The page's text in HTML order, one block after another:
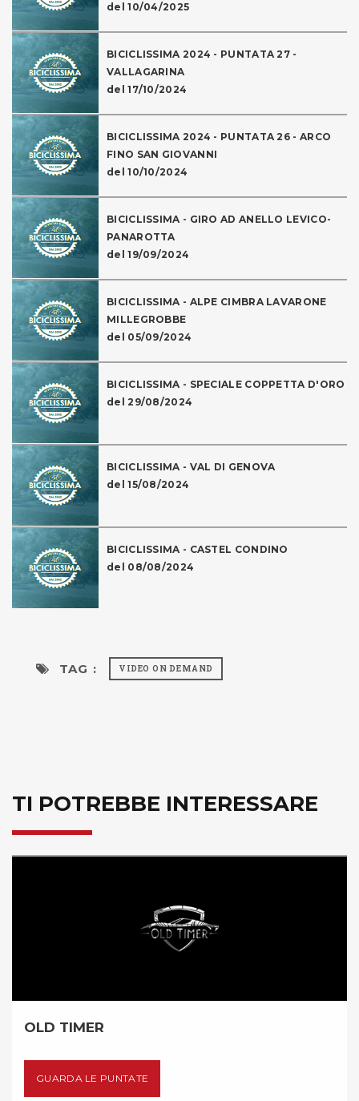
del 10/04/2025
BICICLISSIMA 2024 - PUNTATA 27 -
VALLAGARINA
del 17/10/2024
BICICLISSIMA 2024 - PUNTATA 26 - ARCO
FINO SAN GIOVANNI
del 10/10/2024
BICICLISSIMA - GIRO AD ANELLO LEVICO-
PANAROTTA
del 19/09/2024
BICICLISSIMA - ALPE CIMBRA LAVARONE
MILLEGROBBE
del 05/09/2024
BICICLISSIMA - SPECIALE COPPETTA D'ORO
del 29/08/2024
BICICLISSIMA - VAL DI GENOVA
del 15/08/2024
BICICLISSIMA - CASTEL CONDINO
del 08/08/2024
TAG : VIDEO ON DEMAND
TI POTREBBE INTERESSARE
OLD TIMER
GUARDA LE PUNTATE